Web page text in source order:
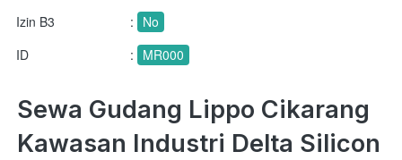
Izin B3
: No
ID
: MR000
Sewa Gudang Lippo Cikarang
Kawasan Industri Delta Silicon